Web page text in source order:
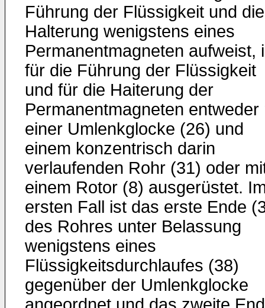
Führung der Flüssigkeit und die
Halterung wenigstens eines
Permanentmagneten aufweist,
für die Führung der Flüssigkeit
und für die Haiterung der
Permanentmagneten entweder
einer Umlenkglocke (26) und
einem konzentrisch darin
verlaufenden Rohr (31) oder
einem Rotor (8) ausgerüstet.
ersten Fall ist das erste Ende
des Rohres unter Belassung
wenigstens eines
Flüssigkeitsdurchlaufes (38)
gegenüber der Umlenkglocke